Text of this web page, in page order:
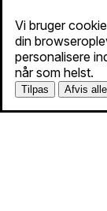
Vi bruger
din
personalisere
når som helst.
Tilpas Afvis alle